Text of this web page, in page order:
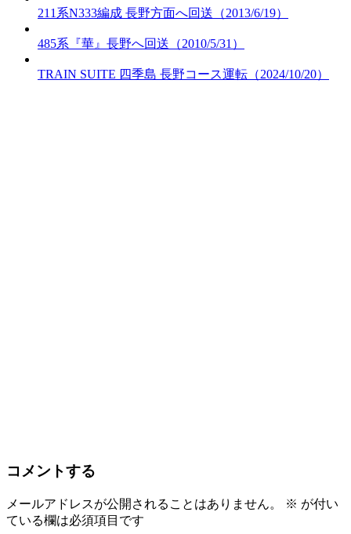
211系N333編成 長野方面へ回送（2013/6/19）
485系『華』長野へ回送（2010/5/31）
TRAIN SUITE 四季島 長野コース運転（2024/10/20）
コメントする
メールアドレスが公開されることはありません。 ※ が付い
ている欄は必須項目です